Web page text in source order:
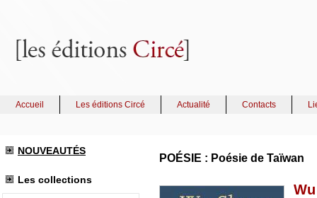
Accueil Les éditions Circé Actualité Contacts
NOUVEAUTÉS
Les collections
POÉSIE : Poésie de Taïwan